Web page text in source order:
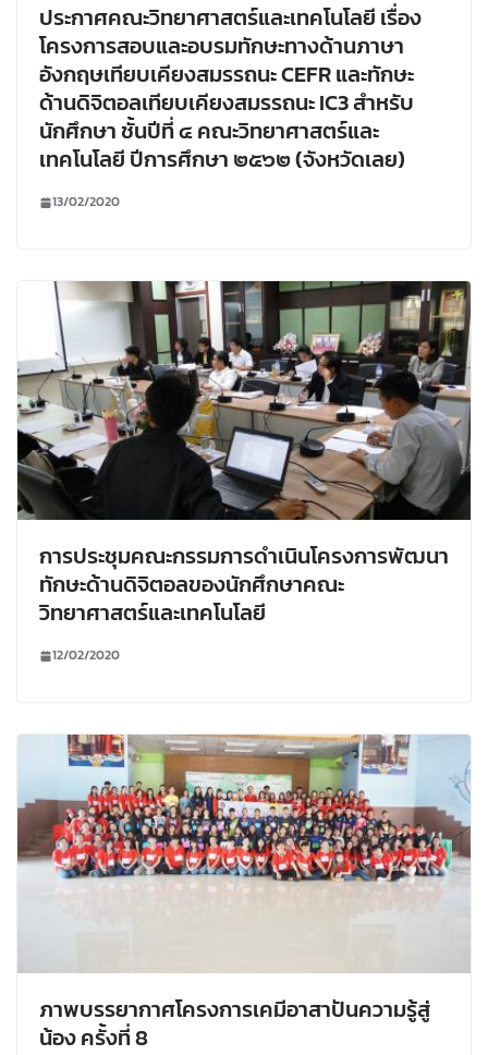
ประกาศคณะวิทยาศาสตร์และเทคโนโลยี เรื่อง
โครงการสอบและอบรมทักษะทางด้านภาษา
อังกฤษเทียบเคียงสมรรถนะ CEFR และทักษะ
ด้านดิจิตอลเทียบเคียงสมรรถนะ IC3 สำหรับ
นักศึกษา ชั้นปีที่ ๔ คณะวิทยาศาสตร์และ
เทคโนโลยี ปีการศึกษา ๒๕๖๒ (จังหวัดเลย)
13/02/2020
การประชุมคณะกรรมการดำเนินโครงการพัฒนา
ทักษะด้านดิจิตอลของนักศึกษาคณะ
วิทยาศาสตร์และเทคโนโลยี
12/02/2020
ภาพบรรยากาศโครงการเคมีอาสาปันความรู้สู่
น้อง ครั้งที่ 8